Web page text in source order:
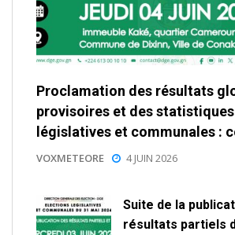
Proclamation des résultats
provisoires et des
législatives et communales :
VOXMETEORE 4 JUIN 2026
Suite de la
résultats partiels